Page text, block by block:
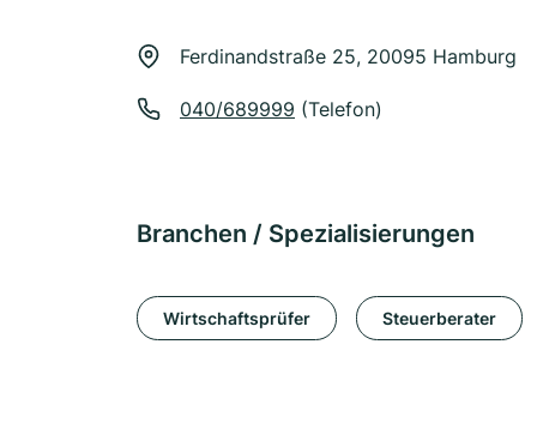
Ferdinandstraße 25, 20095 Hamburg
040/689999 (Telefon)
Branchen / Spezialisierungen
Wirtschaftsprüfer Steuerberater